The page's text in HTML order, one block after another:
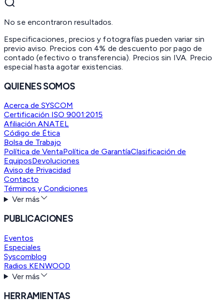
No se encontraron resultados.
Especificaciones, precios y fotografías pueden variar sin
previo aviso. Precios con 4% de descuento por pago de
contado (efectivo o transferencia). Precios sin IVA. Precio
especial hasta agotar existencias.
QUIENES SOMOS
Acerca de SYSCOM
Certificación ISO 9001:2015
Afiliación ANATEL
Código de Ética
Bolsa de Trabajo
Política de VentaPolítica de GarantíaClasificación de
EquiposDevoluciones
Aviso de Privacidad
Contacto
Términos y Condiciones
Ver más
PUBLICACIONES
Eventos
Especiales
Syscomblog
Radios KENWOOD
Ver más
HERRAMIENTAS